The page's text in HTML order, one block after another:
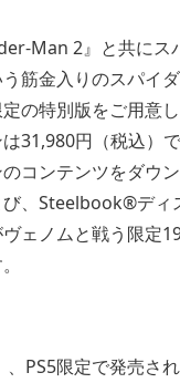
Man 2』と共にス
筋金入りのスパイ
の特別版をご用意
31,980円（税込）
コンテンツをダウ
び、Steelbook®ディ
ェノムと戦う限定
、PS5限定で発売さ